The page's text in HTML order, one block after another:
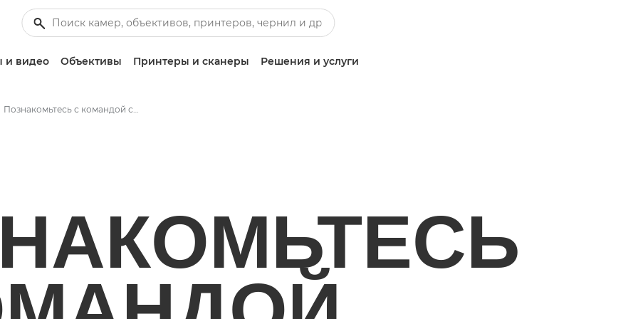
и видео Объективы Принтеры и сканеры Решения и услуги
Познакомьтесь с командой спасателей рифов из Nature Seychelles